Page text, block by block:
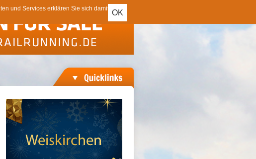
OK
und Services erklären Sie sich damit